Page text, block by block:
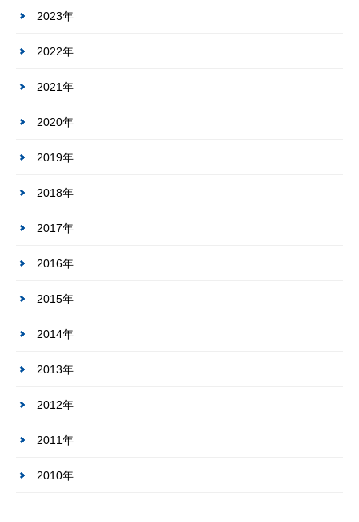
2023年
2022年
2021年
2020年
2019年
2018年
2017年
2016年
2015年
2014年
2013年
2012年
2011年
2010年